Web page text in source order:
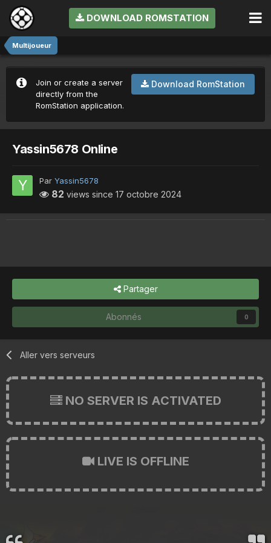
DOWNLOAD ROMSTATION
Multijoueur
Download RomStation
Join or create a server
directly from the
RomStation application.
Yassin5678 Online
Par Yassin5678
82 views since 17 octobre 2024
Partager
Abonnés 0
Aller vers serveurs
NO SERVER IS ACTIVATED
LIVE IS OFFLINE